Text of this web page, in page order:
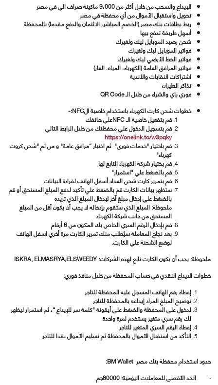
الإيداع والسحب من خلال أكثر من 9،000 ماكينة صراف الي في مصر
تحويل واستقبال الأموال من أي محفظة في مصر
ربط بطاقات بنك مصر (الخصم المباشر، الائتمان والدفع مقدما) بالمحفظة
أسهل طريقة تدفع بيها
شحن رصيد الموبايل ليك ولغيرك
فواتير الموبايل ليك ولغيرك
فواتير الخط الأرضي ليك ولغيرك
فواتير المرافق العامة (الكهرباء، المياه، الغاز)
اشتراكات النقابات والأندية
تذاكر الطيران
فوري باي والشراء من خلال الـQR Code
خطوات شحن كارت الكهرباء باستخدام خاصية الNFC
:-
قم بتفعيل خاصية الـNFCعلي هاتفك
قم بتسجيل الدخول علي محفظتك من خلال الرابط التالي
https://onelink.to/w3pqky
قم باختيار "خدمات فورى" ثم اختيار “مرافقعامة" و من ثم "شحن كروت
كهرباء"
قم بختيار شركة الكهرباء التابع لها
قم بالضغط علي "استمرار"
قم بتمرير كارت شحن العداد أسفل الهاتف لقراءة البيانات
ستظهر بيانات الكارت قم بالضغط علي تأكيد لدفع المبلغ المستحق أو قم
بالضغط علي إدخال مبلغ آخر لإدخال المبلغ الذي تريده
ملحوظة: المبلغ الذي ستقوم بإدخاله لا يجب أن يكون أقل من المبلغ
المستحق من جانب شركة الكهرباء
قم بإدخال الرقم السري الخاص بك المكون من 6 أرقام
بعد نجاح المعاملة سيُطلب منك تمرير الكارت مرة أخري اسفل الهاتف
لوضع الشحنة علي الكارت.
ملحوظة: يجب أن يكون الكارت تابع لهذه الشركات:ISKRA, ELMASRYA,ELSWEEDY
خطوات الايداع النقدي في حساب المحفظة من خلال منافذ فوري:
إعطاء رقم الهاتف المسجل عليه المحفظة للتاجر
توضيح المبلغ المراد إيداعه بالمحفظة للتاجر
لدخول على المحفظة والضغط على أيقونة "كلمة سر للإيداع “، ثم استمرار ليظهر
لك رقم سري متغير يستخدم لمرة واحدة
إعطاء الرقم السري المتغير للتاجر
التأكد من استقبال الأموال بالمحفظة ثم تسليم الأموال نقدا للتاجر
حدود استخدام محفظة بنك مصر BM Wallet:
· الحد الأقصى للمعاملات اليومية: 60000جم